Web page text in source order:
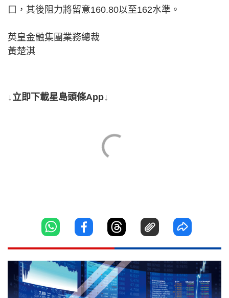
口，其後阻力將留意160.80以至162水準。
英皇金融集團業務總裁
黃楚淇
↓立即下載星島頭條App↓